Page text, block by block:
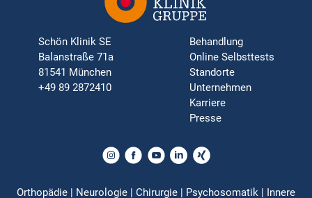
Schön Klinik SE
Balanstraße 71a
81541 München
+49 89 2872410
Behandlung
Online Selbsttests
Standorte
Unternehmen
Karriere
Presse
Orthopädie | Neurologie | Chirurgie | Psychosomatik | Innere